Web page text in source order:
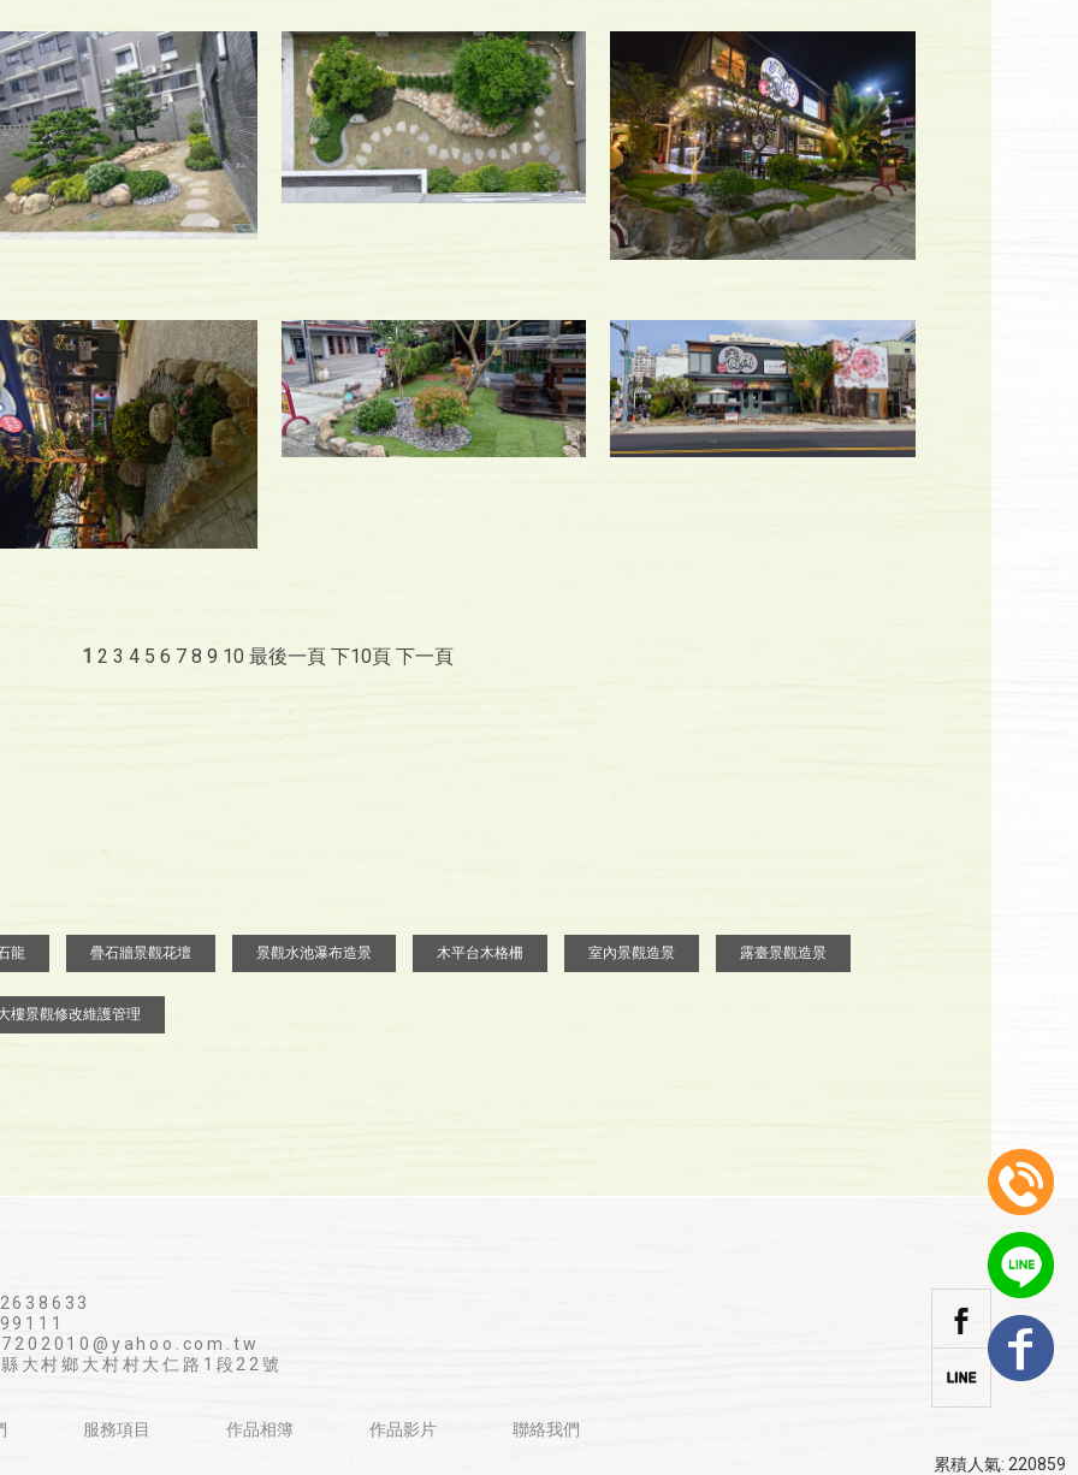
1 2 3 4 5 6 7 8 9 10 最後一頁 下10頁 下一頁
龍 疊石牆景觀花壇 景觀水池瀑布造景 木平台木格柵 室內景觀造景 露臺景觀造景
樓景觀修改維護管理
大村鄉大村村大仁路1段22號
服務項目 作品相簿 作品影片
聯絡我們
累積人氣: 220859